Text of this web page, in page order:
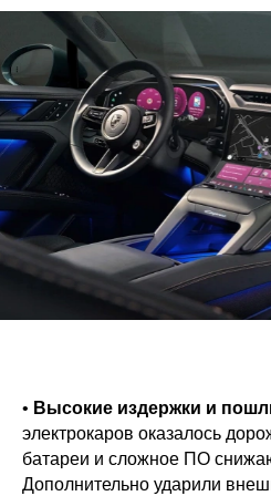
• Высокие издержки и
электрокаров оказалось
батареи и сложное ПО
Дополнительно ударили